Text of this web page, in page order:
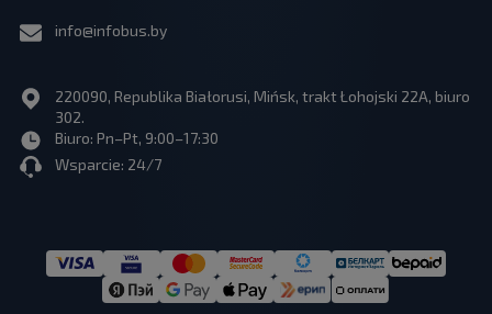
info@infobus.by
220090, Republika Białorusi, Mińsk, trakt Łohojski 22A, biuro
302.
Biuro: Pn–Pt, 9:00–17:30
Wsparcie: 24/7